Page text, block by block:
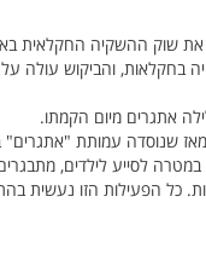
שוק ההשקיה החקלאית
בחקלאות, והביקוש עולה
אתגרים מיום הקמתו.
לסייע לילדים,
כל הפעילות הזו נעשית